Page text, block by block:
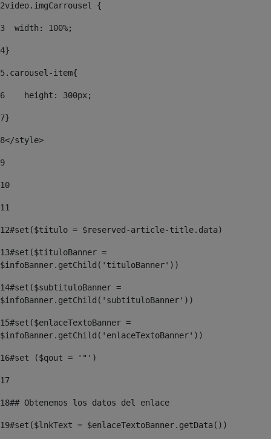
2video.imgCarrousel {
3
  width: 100%;
4}
5.carousel-item{
6
    height: 300px;
7}
8</style>
9
10
11
12#set($titulo = $reserved-article-title.data)
13#set($tituloBanner =
$infoBanner.getChild('tituloBanner'))
14#set($subtituloBanner =
$infoBanner.getChild('subtituloBanner'))
15#set($enlaceTextoBanner =
$infoBanner.getChild('enlaceTextoBanner'))
16#set ($qout = '"')
17
18## Obtenemos los datos del enlace
19#set($lnkText = $enlaceTextoBanner.getData())